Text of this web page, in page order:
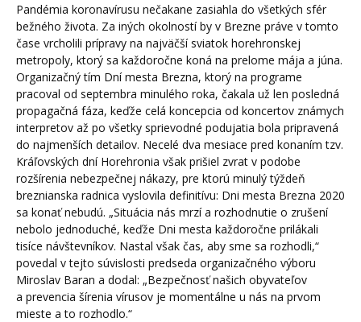
Pandémia koronavírusu nečakane zasiahla do všetkých sfér
bežného života. Za iných okolností by v Brezne práve v tomto
čase vrcholili prípravy na najväčší sviatok horehronskej
metropoly, ktorý sa každoročne koná na prelome mája a júna.
Organizačný tím Dní mesta Brezna, ktorý na programe
pracoval od septembra minulého roka, čakala už len posledná
propagačná fáza, keďže celá koncepcia od koncertov známych
interpretov až po všetky sprievodné podujatia bola pripravená
do najmenších detailov. Necelé dva mesiace pred konaním tzv.
Kráľovských dní Horehronia však prišiel zvrat v podobe
rozšírenia nebezpečnej nákazy, pre ktorú minulý týždeň
breznianska radnica vyslovila definitívu: Dni mesta Brezna 2020
sa konať nebudú. „Situácia nás mrzí a rozhodnutie o zrušení
nebolo jednoduché, keďže Dni mesta každoročne prilákali
tisíce návštevníkov. Nastal však čas, aby sme sa rozhodli,“
povedal v tejto súvislosti predseda organizačného výboru
Miroslav Baran a dodal: „Bezpečnosť našich obyvateľov
a prevencia šírenia vírusov je momentálne u nás na prvom
mieste a to rozhodlo.“